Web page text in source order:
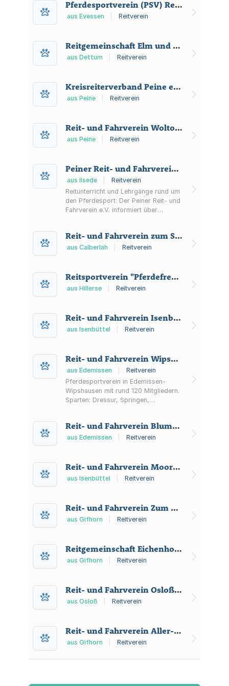
Pferdesportverein (PSV) Reiten zwischen Elm und Asse e. V.
aus Evessen Reitverein
Reitgemeinschaft Elm und Umgebung e.V.
aus Dettum Reitverein
Kreisreiterverband Peine e. V.
aus Peine Reitverein
Reit- und Fahrverein Woltorf und Umgebung e. V.
aus Peine Reitverein
Peiner Reit- und Fahrverein e.V.
aus Ilsede
Reitverein
Reitunterricht und Lehrgänge rund um
den Pferdesport: Der Peiner Reit- und
Fahrverein e.V. informiert über
Veranstaltungen und Vereinsleben in
Ilsede.
Reit- und Fahrverein zum Silberberg/Calberlah e.V.
aus Calberlah Reitverein
Reitsportverein "Pferdefreunde Grassel" e.V.
aus Hillerse Reitverein
Reit- und Fahrverein Isenbüttel e. V. - Verein mit therapeutischem Reiten -
aus Isenbüttel Reitverein
Reit- und Fahrverein Wipshausen e.V.
aus Edemissen
Reitverein
Pferdesportverein in Edemissen-
Wipshausen mit rund 120 Mitgliedern.
Sparten: Dressur, Springen,
Reitturniere auf der Anlage des
Reitparks Krüger.
Reit- und Fahrverein Blumenhagen e.V.
aus Edemissen Reitverein
Reit- und Fahrverein Moorhof
aus Isenbüttel Reitverein
Reit- und Fahrverein Zum Luisenhof e.V.
aus Gifhorn Reitverein
Reitgemeinschaft Eichenhof Gifhorn e.V.
aus Gifhorn Reitverein
Reit- und Fahrverein Osloß und Umgebung e.V.
aus Osloß Reitverein
Reit- und Fahrverein Aller-Oker e.V.
aus Gifhorn Reitverein